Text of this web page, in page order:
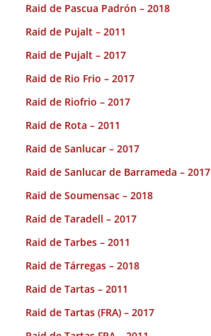
Raid de Pascua Padrón – 2018
Raid de Pujalt – 2011
Raid de Pujalt – 2017
Raid de Rio Frio – 2017
Raid de Riofrio – 2017
Raid de Rota – 2011
Raid de Sanlucar – 2017
Raid de Sanlucar de Barrameda – 2017
Raid de Soumensac – 2018
Raid de Taradell – 2017
Raid de Tarbes – 2011
Raid de Tárregas – 2018
Raid de Tartas – 2011
Raid de Tartas (FRA) – 2017